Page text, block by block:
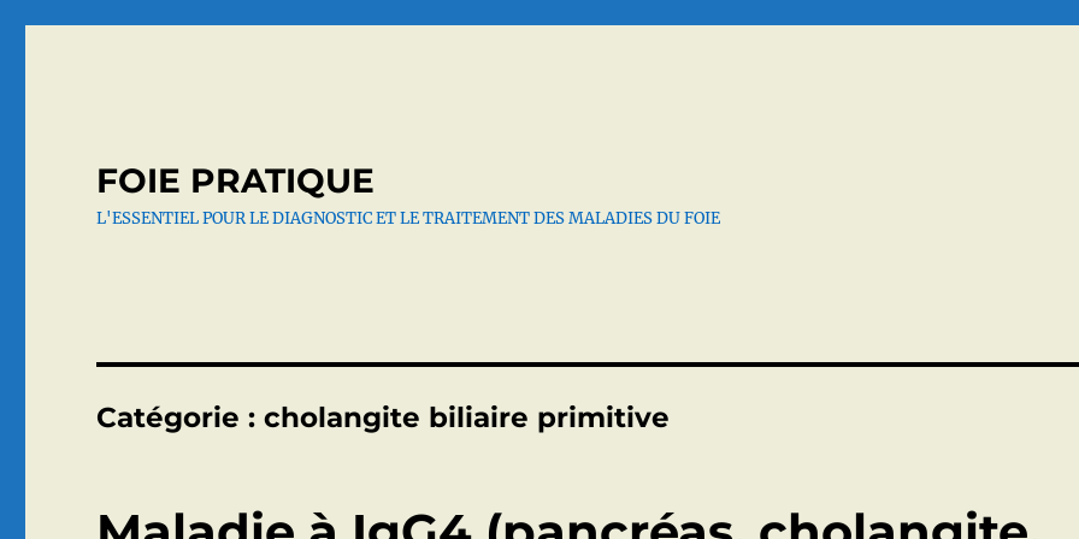
FOIE PRATIQUE
L'ESSENTIEL POUR LE DIAGNOSTIC ET LE TRAITEMENT DES MALADIES DU FOIE
Catégorie :cholangite biliaire primitive